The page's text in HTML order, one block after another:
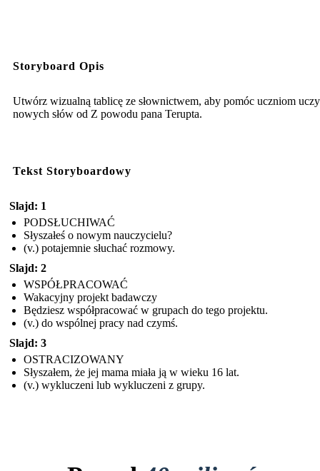
Storyboard Opis
Utwórz wizualną tablicę ze słownictwem, aby pomóc uczniom
nowych słów od Z powodu pana Terupta.
Tekst Storyboardowy
Slajd: 1
PODSŁUCHIWAĆ
Słyszałeś o nowym nauczycielu?
(v.) potajemnie słuchać rozmowy.
Slajd: 2
WSPÓŁPRACOWAĆ
Wakacyjny projekt badawczy
Będziesz współpracować w grupach do tego projektu.
(v.) do wspólnej pracy nad czymś.
Slajd: 3
OSTRACIZOWANY
Słyszałem, że jej mama miała ją w wieku 16 lat.
(v.) wykluczeni lub wykluczeni z grupy.